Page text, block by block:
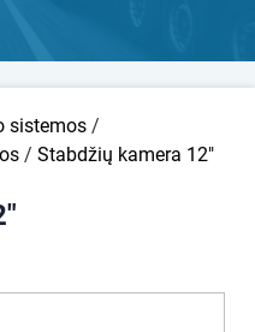
sistemos /
/ Stabdžių kamera 12"